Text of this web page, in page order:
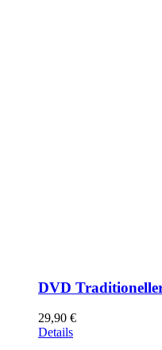
DVD
29,90 €
Details